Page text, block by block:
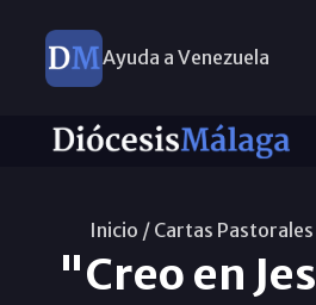
Ayuda a Venezuela
Inicio / Cartas
"Creo en